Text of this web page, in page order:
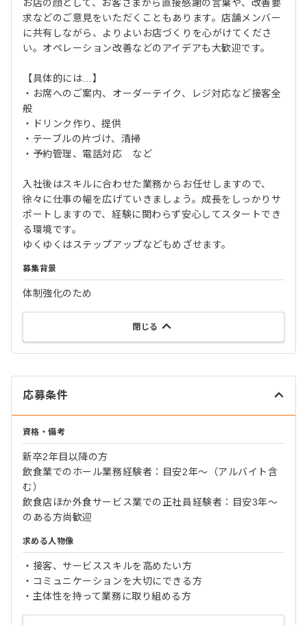
お店の顔として、お客さまから直接感謝の言葉や、改善要
求などのご意見をいただくこともあります。店舗メンバー
に共有しながら、よりよいお店づくりを心がけてくださ
い。オペレーション改善などのアイデアも大歓迎です。
【具体的には…】
・お席へのご案内、オーダーテイク、レジ対応など接客全
般
・ドリンク作り、提供
・テーブルの片づけ、清掃
・予約管理、電話対応 など
入社後はスキルに合わせた業務からお任せしますので、
徐々に仕事の幅を広げていきましょう。成長をしっかりサ
ポートしますので、経験に関わらず安心してスタートでき
る環境です。
ゆくゆくはステップアップなどもめざせます。
募集背景
体制強化のため
閉じる
応募条件
資格・備考
新卒2年目以降の方
飲食業でのホール業務経験者：目安2年～（アルバイト含
む）
飲食店ほか外食サービス業での正社員経験者：目安3年～
のある方尚歓迎
求める人物像
・接客、サービススキルを高めたい方
・コミュニケーションを大切にできる方
・主体性を持って業務に取り組める方